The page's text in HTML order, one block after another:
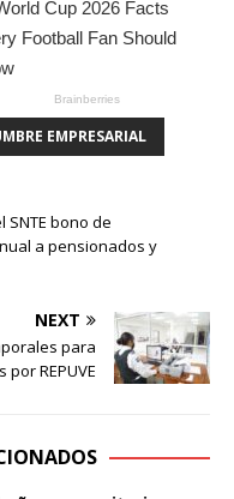
EMPRESARIAL
SNTE bono de
a pensionados y
NEXT
para
REPUVE